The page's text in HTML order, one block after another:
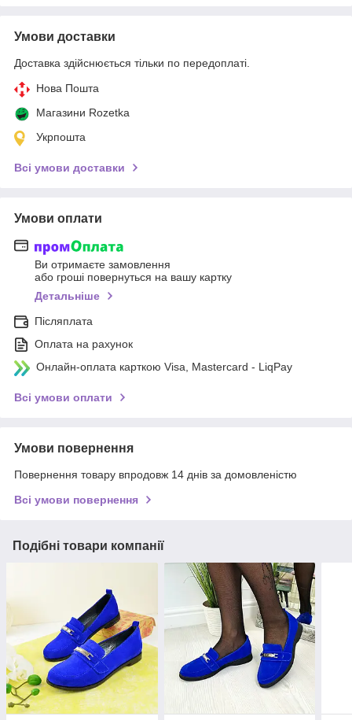
Умови доставки
Доставка здійснюється тільки по передоплаті.
Нова Пошта
Магазини Rozetka
Укрпошта
Всі умови доставки
Умови оплати
Ви отримаєте замовлення
або гроші повернуться на вашу картку
Детальніше
Післяплата
Оплата на рахунок
Онлайн-оплата карткою Visa, Mastercard - LiqPay
Всі умови оплати
Умови повернення
Повернення товару впродовж 14 днів за домовленістю
Всі умови повернення
Подібні товари компанії